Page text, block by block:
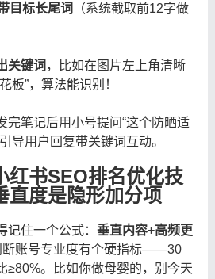
目标长尾词
（系统截取前12字做
关键词 ，比如在图片左上角清晰
板”，算法能识别！
完笔记后用小号提问“这个防晒适
导用户回复带关键词互动。
红书SEO排名优化技
直度是隐形加分项
住一个公式： 垂直内容+高频更
断账号专业度有个硬指标——30
≥80%。比如你做母婴的，别今天